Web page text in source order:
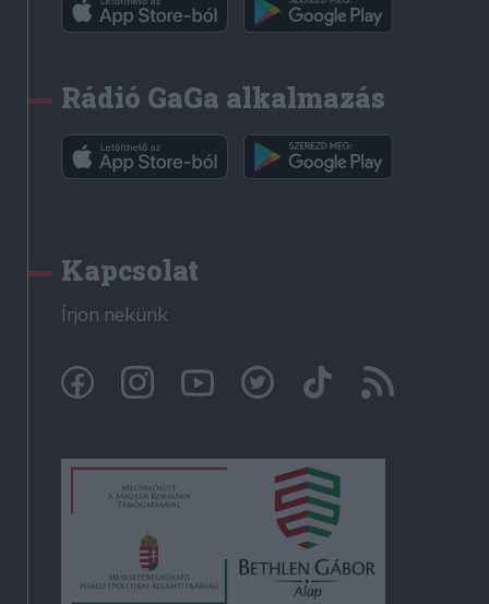
Rádió GaGa alkalmazás
Kapcsolat
Írjon nekünk